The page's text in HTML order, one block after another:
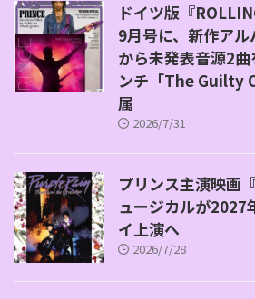
ドイツ版『
9月号に、新作ア
から未発表音源2
ンチ「The Guilty
属
2026/7/31
プリンス主演映画
ュージカルが2027
イ上演へ
2026/7/28